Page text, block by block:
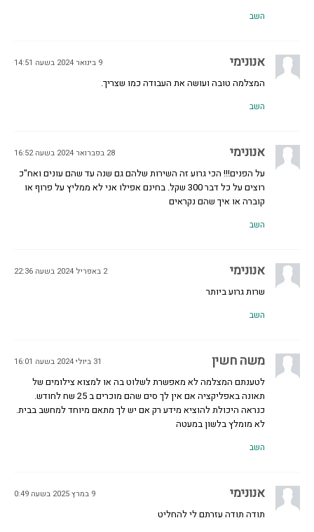
השב
אנונימי 9 בינואר 2024 בשעה 14:51
המצלמה טובה ועושה את העבודה כמו שצריך.
השב
אנונימי 28 בפברואר 2024 בשעה 16:52
על הפנים!!! הכי גרוע זה השירות שלהם גם שנה עד שהם עונים ואח"כ
רוצים על כל דבר 300 שקל. בחינם אפילו אני לא ממליץ על פרוף או
קוברה או איך שהם נקראים
השב
אנונימי 2 באפריל 2024 בשעה 22:36
שרות גרוע ביותר
השב
משה חשין 31 ביולי 2024 בשעה 16:01
לטענתם המצלמה לא מאפשרת לשלוט בה או למצוא צילומים של
תאונה באפליקציה אם אין לך סים שהם מוכרים ב 25 שח לחודש.
כנראה היכולת להוציא מידע רק אם יש לך מתאם מיוחד למחשב בבית.
לא מומלץ בלשון במעטה
השב
אנונימי 9 במרץ 2025 בשעה 0:49
תודה תודה עזרתם לי להחליט